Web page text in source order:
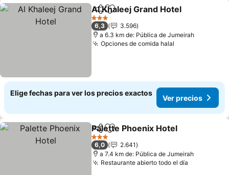
CompartirAgregar a favoritos
Al Khaleej Grand Hotel
3 Estrellas
6,3
3.596
a 6.3 km de: Pública de Jumeirah
Opciones de comida halal
Elige fechas para ver los precios exactos
Ver precios
CompartirAgregar a favoritos
Palette Phoenix Hotel
3 Estrellas
6,0
2.641
a 7.4 km de: Pública de Jumeirah
Restaurante abierto todo el día